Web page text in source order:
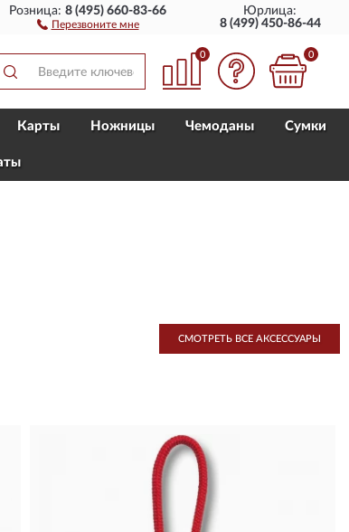
ПО ВСЕЙ РОССИИ
Розница:8 (495) 660-83-66
Перезвоните мне
Юрлица:
8 (499) 450-86-44
0 0
Карты Ножницы Чемоданы Сумки
СМОТРЕТЬ ВСЕ AКСЕССУАРЫ